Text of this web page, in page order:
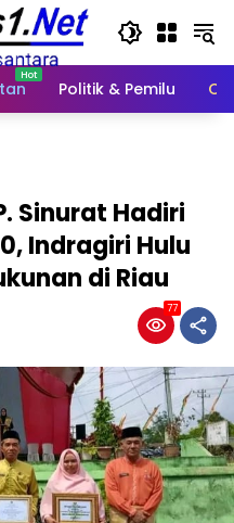
Politik & Pemilu
Sinurat Hadiri‎
Indragiri Hulu
di Riau
77